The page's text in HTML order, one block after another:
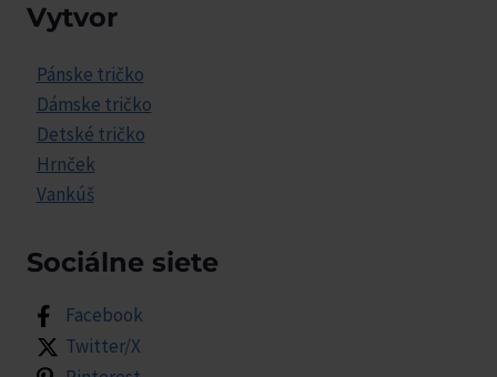
Vytvor
Pánske tričko
Dámske tričko
Detské tričko
Hrnček
Vankúš
Sociálne siete
Facebook
Twitter/X